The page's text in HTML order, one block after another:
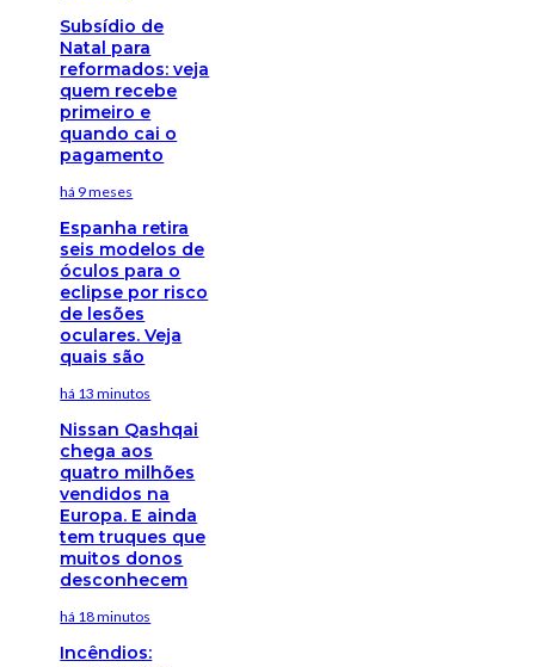
Subsídio de
Natal para
reformados: veja
quem recebe
primeiro e
quando cai o
pagamento
há 9 meses
Espanha retira
seis modelos de
óculos para o
eclipse por risco
de lesões
oculares. Veja
quais são
há 13 minutos
Nissan Qashqai
chega aos
quatro milhões
vendidos na
Europa. E ainda
tem truques que
muitos donos
desconhecem
há 18 minutos
Incêndios: